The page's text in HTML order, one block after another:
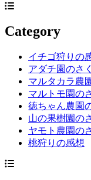
Category
イチゴ狩りの
アダチ園のさ
マルタカラ農
マルトモ園の
徳ちゃん農園
山の果樹園の
ヤモト農園の
桃狩りの感想